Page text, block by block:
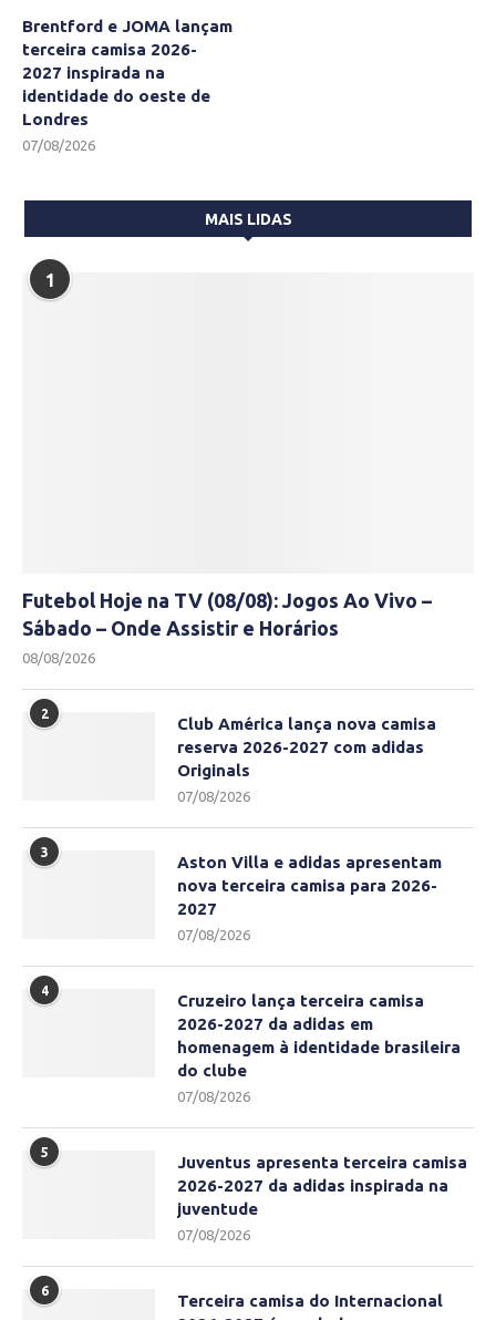
Brentford e JOMA lançam
terceira camisa 2026-
2027 inspirada na
identidade do oeste de
Londres
07/08/2026
MAIS LIDAS
1
Futebol Hoje na TV (08/08): Jogos Ao Vivo –
Sábado – Onde Assistir e Horários
08/08/2026
2
Club América lança nova camisa
reserva 2026-2027 com adidas
Originals
07/08/2026
3
Aston Villa e adidas apresentam
nova terceira camisa para 2026-
2027
07/08/2026
4
Cruzeiro lança terceira camisa
2026-2027 da adidas em
homenagem à identidade brasileira
do clube
07/08/2026
5
Juventus apresenta terceira camisa
2026-2027 da adidas inspirada na
juventude
07/08/2026
6
Terceira camisa do Internacional